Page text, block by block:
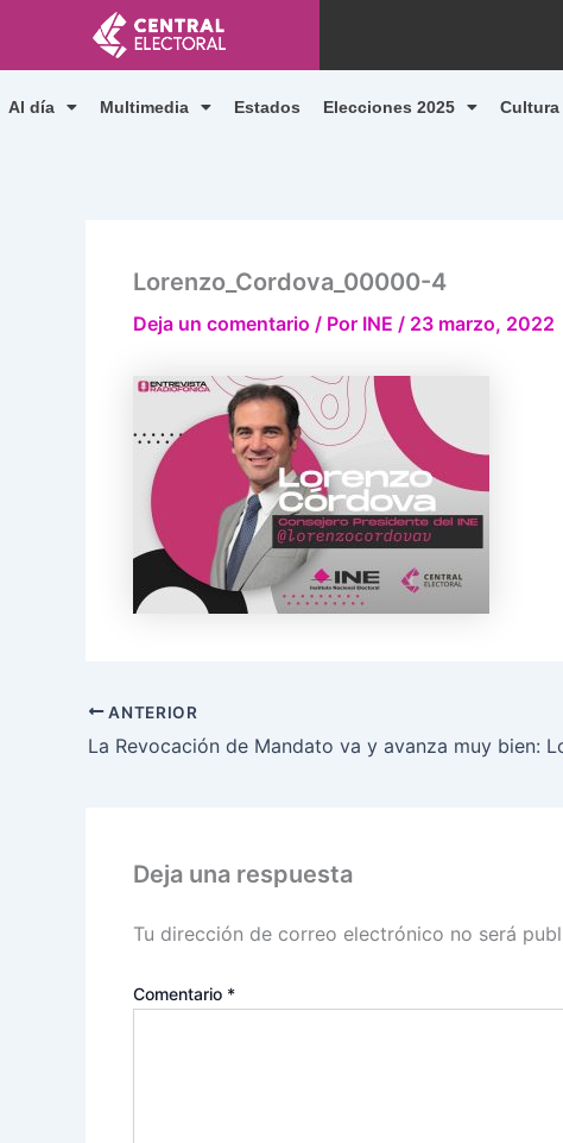
contenido
Al día Multimedia Estados Elecciones 2025
Lorenzo_Cordova_00000-4
Deja un comentario / Por INE / 23 marzo, 2022
ANTERIOR
Deja una respuesta
Tu dirección de correo electrónico no será
Comentario *